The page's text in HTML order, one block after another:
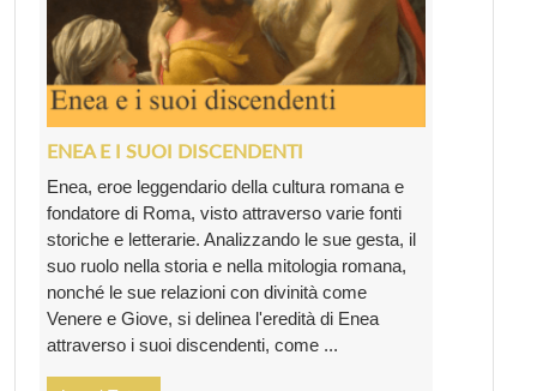
ENEA E I SUOI DISCENDENTI
Enea, eroe leggendario della cultura romana e
fondatore di Roma, visto attraverso varie fonti
storiche e letterarie. Analizzando le sue gesta, il
suo ruolo nella storia e nella mitologia romana,
nonché le sue relazioni con divinità come
Venere e Giove, si delinea l'eredità di Enea
attraverso i suoi discendenti, come ...